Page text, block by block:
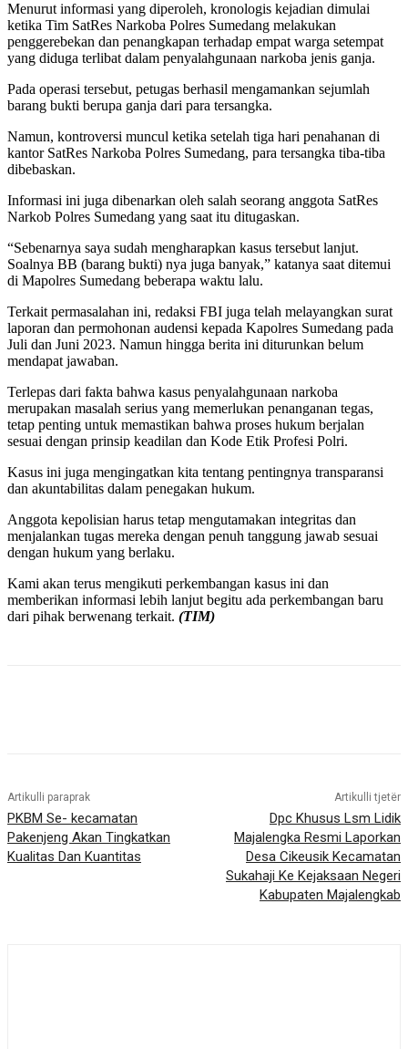
Menurut informasi yang diperoleh, kronologis kejadian dimulai
ketika Tim SatRes Narkoba Polres Sumedang melakukan
penggerebekan dan penangkapan terhadap empat warga setempat
yang diduga terlibat dalam penyalahgunaan narkoba jenis ganja.
Pada operasi tersebut, petugas berhasil mengamankan sejumlah
barang bukti berupa ganja dari para tersangka.
Namun, kontroversi muncul ketika setelah tiga hari penahanan di
kantor SatRes Narkoba Polres Sumedang, para tersangka tiba-tiba
dibebaskan.
Informasi ini juga dibenarkan oleh salah seorang anggota SatRes
Narkob Polres Sumedang yang saat itu ditugaskan.
“Sebenarnya saya sudah mengharapkan kasus tersebut lanjut.
Soalnya BB (barang bukti) nya juga banyak,” katanya saat ditemui
di Mapolres Sumedang beberapa waktu lalu.
Terkait permasalahan ini, redaksi FBI juga telah melayangkan surat
laporan dan permohonan audensi kepada Kapolres Sumedang pada
Juli dan Juni 2023. Namun hingga berita ini diturunkan belum
mendapat jawaban.
Terlepas dari fakta bahwa kasus penyalahgunaan narkoba
merupakan masalah serius yang memerlukan penanganan tegas,
tetap penting untuk memastikan bahwa proses hukum berjalan
sesuai dengan prinsip keadilan dan Kode Etik Profesi Polri.
Kasus ini juga mengingatkan kita tentang pentingnya transparansi
dan akuntabilitas dalam penegakan hukum.
Anggota kepolisian harus tetap mengutamakan integritas dan
menjalankan tugas mereka dengan penuh tanggung jawab sesuai
dengan hukum yang berlaku.
Kami akan terus mengikuti perkembangan kasus ini dan
memberikan informasi lebih lanjut begitu ada perkembangan baru
dari pihak berwenang terkait. (TIM)
Artikulli paraprak
PKBM Se- kecamatan
Pakenjeng Akan Tingkatkan
Kualitas Dan Kuantitas
Artikulli tjetër
Dpc Khusus Lsm Lidik
Majalengka Resmi Laporkan
Desa Cikeusik Kecamatan
Sukahaji Ke Kejaksaan Negeri
Kabupaten Majalengkab